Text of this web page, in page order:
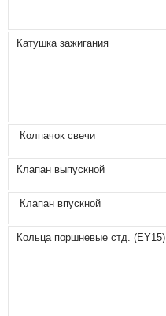
Катушка зажигания
Колпачок свечи
Клапан выпускной
Клапан впускной
Кольца поршневые стд. (ЕY15)